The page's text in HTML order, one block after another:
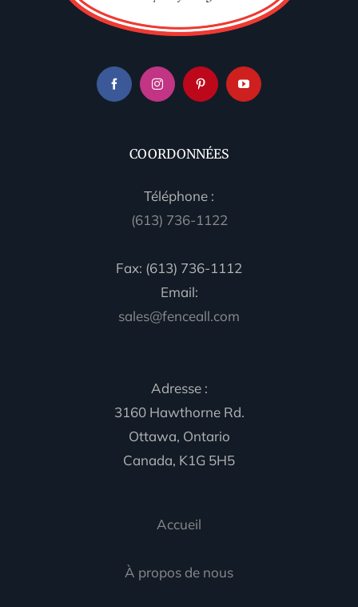
COORDONNÉES
Téléphone :
(613) 736-1122
Fax: (613) 736-1112
Email:
sales@fenceall.com
Adresse :
3160 Hawthorne Rd.
Ottawa, Ontario
Canada, K1G 5H5
Accueil
À propos de nous